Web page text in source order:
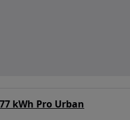
kWh Pro Urban